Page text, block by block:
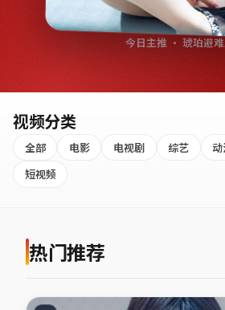
今日主推 · 琥珀避
视频分类
全部 电影 电视剧 综艺
短视频
热门推荐